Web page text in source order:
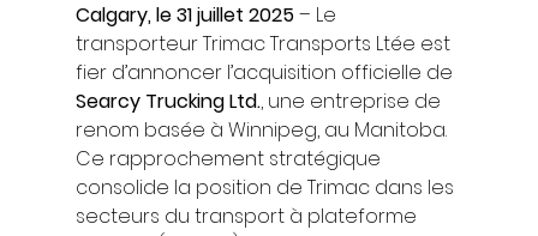
Calgary, le 31 juillet 2025 – Le
transporteur Trimac Transports Ltée est
fier d’annoncer l’acquisition officielle de
Searcy Trucking Ltd., une entreprise de
renom basée à Winnipeg, au Manitoba.
Ce rapprochement stratégique
consolide la position de Trimac dans les
secteurs du transport à plateforme